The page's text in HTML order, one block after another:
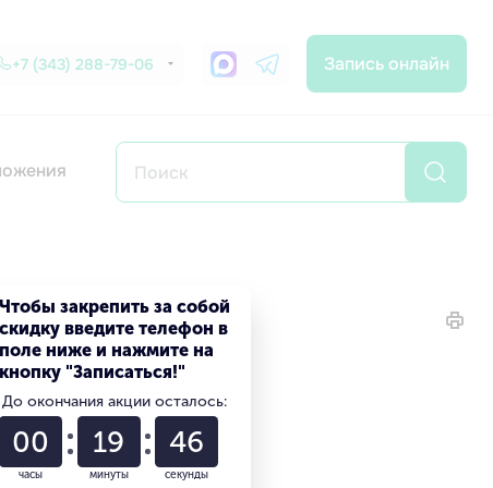
+7 (343) 288-79-06 Запись онлайн
Чтобы закрепить за собой
скидку введите телефон в
поле ниже и нажмите на
кнопку "Записаться!"
До окончания акции осталось:
00
часы
19
минуты
46
секунды